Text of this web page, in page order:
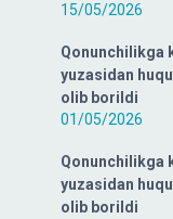
15/05/2026
Qonunchilikga
yuzasidan
olib borildi
01/05/2026
Qonunchilikga
yuzasidan
olib borildi